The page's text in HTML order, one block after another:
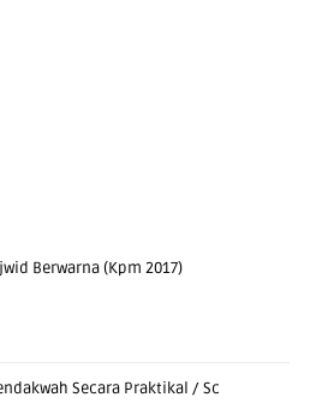
Berwarna (Kpm 2017)
Secara Praktikal / Sc